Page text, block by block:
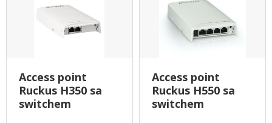
Access point
Ruckus H350 sa
switchem
Access point
Ruckus H550 sa
switchem